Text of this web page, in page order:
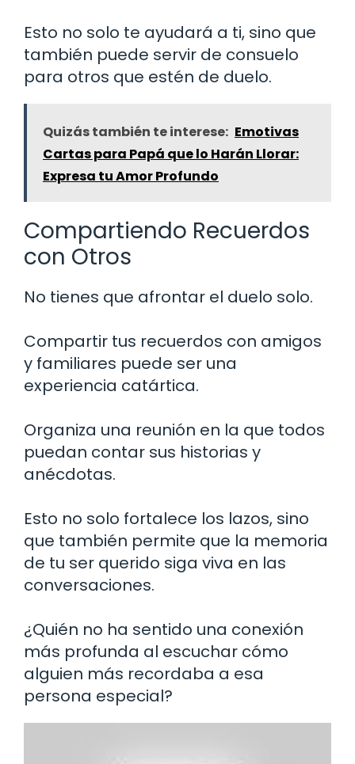
Esto no solo te ayudará a ti, sino que
también puede servir de consuelo
para otros que estén de duelo.
Quizás también te interese: Emotivas
Cartas para Papá que lo Harán Llorar:
Expresa tu Amor Profundo
Compartiendo Recuerdos
con Otros
No tienes que afrontar el duelo solo.
Compartir tus recuerdos con amigos
y familiares puede ser una
experiencia catártica.
Organiza una reunión en la que todos
puedan contar sus historias y
anécdotas.
Esto no solo fortalece los lazos, sino
que también permite que la memoria
de tu ser querido siga viva en las
conversaciones.
¿Quién no ha sentido una conexión
más profunda al escuchar cómo
alguien más recordaba a esa
persona especial?